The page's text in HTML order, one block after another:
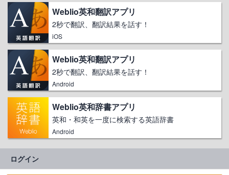
Weblio英和翻訳アプリ
2秒で翻訳、翻訳結果を話す！
iOS
Weblio英和翻訳アプリ
2秒で翻訳、翻訳結果を話す！
Android
Weblio英和辞書アプリ
英和・和英を一度に検索する英語辞書
Android
ログイン